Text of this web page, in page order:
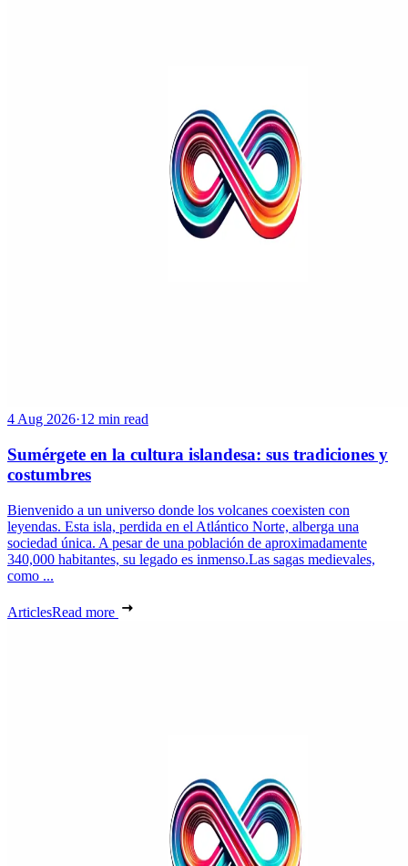
4 Aug 2026·12 min read
Sumérgete en la cultura islandesa: sus tradiciones y
costumbres
Bienvenido a un universo donde los volcanes coexisten con
leyendas. Esta isla, perdida en el Atlántico Norte, alberga una
sociedad única. A pesar de una población de aproximadamente
340,000 habitantes, su legado es inmenso.Las sagas medievales,
como ...
ArticlesRead more